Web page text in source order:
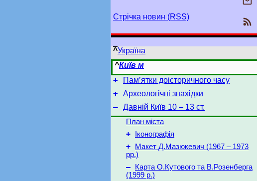
Стрічка новин (RSS)
^Україна
^Київ м
+ Пам’ятки доісторичного часу
+ Археологічні знахідки
– Давній Київ 10 – 13 ст.
План міста
+ Іконографія
+
Макет Д.Мазюкевич (1967 – 1973
рр.)
–
Карта О.Кутового та В.Розенберга
(1999 р.)